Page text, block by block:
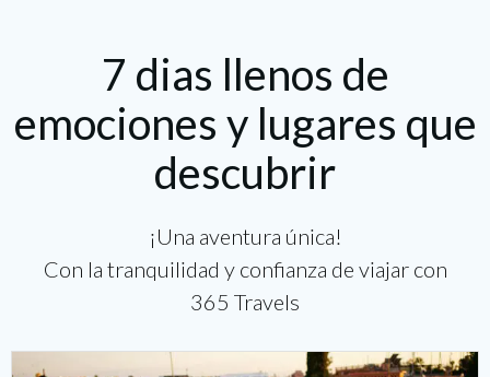
7 dias llenos de
emociones y lugares que
descubrir
¡Una aventura única!
Con la tranquilidad y confianza de viajar con
365 Travels